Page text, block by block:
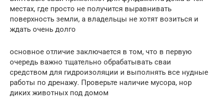
местах, где просто не получится выравнивать
поверхность земли, а владельцы не хотят возиться и
ждать очень долго
основное отличие заключается в том, что в первую
очередь важно тщательно обрабатывать сваи
средством для гидроизоляции и выполнять все нудные
работы по дренажу. Проверьте наличие мусора, нор
диких животных под домом